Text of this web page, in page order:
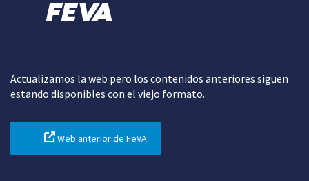
Actualizamos la web pero los contenidos anteriores siguen
estando disponibles con el viejo formato.
Web anterior de FeVA